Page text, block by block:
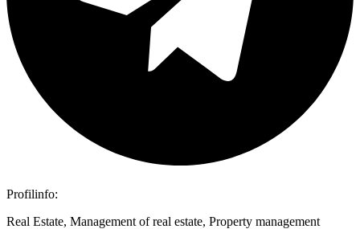
Profilinfo:
Real Estate, Management of real estate, Property management